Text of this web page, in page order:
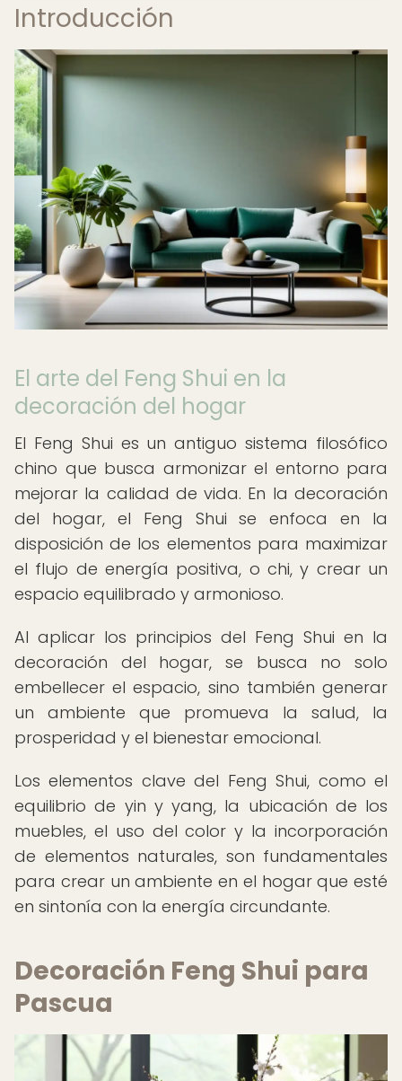
Introducción
El arte del Feng Shui en la
decoración del hogar
El Feng Shui es un antiguo sistema filosófico
chino que busca armonizar el entorno para
mejorar la calidad de vida. En la decoración
del hogar, el Feng Shui se enfoca en la
disposición de los elementos para maximizar
el flujo de energía positiva, o chi, y crear un
espacio equilibrado y armonioso.
Al aplicar los principios del Feng Shui en la
decoración del hogar, se busca no solo
embellecer el espacio, sino también generar
un ambiente que promueva la salud, la
prosperidad y el bienestar emocional.
Los elementos clave del Feng Shui, como el
equilibrio de yin y yang, la ubicación de los
muebles, el uso del color y la incorporación
de elementos naturales, son fundamentales
para crear un ambiente en el hogar que esté
en sintonía con la energía circundante.
Decoración Feng Shui para
Pascua